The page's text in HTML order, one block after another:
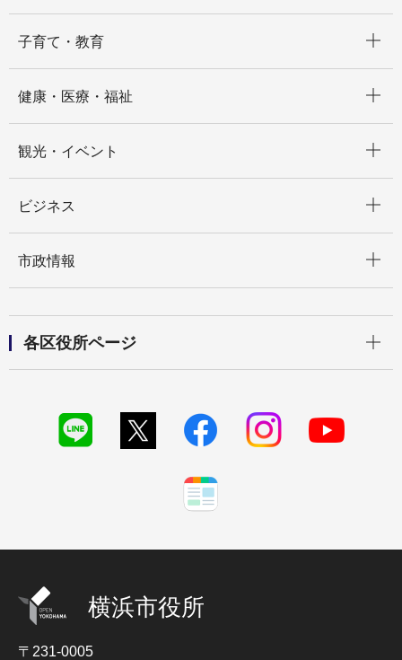
子育て・教育
健康・医療・福祉
観光・イベント
ビジネス
市政情報
各区役所ページ
横浜市役所
〒231-0005